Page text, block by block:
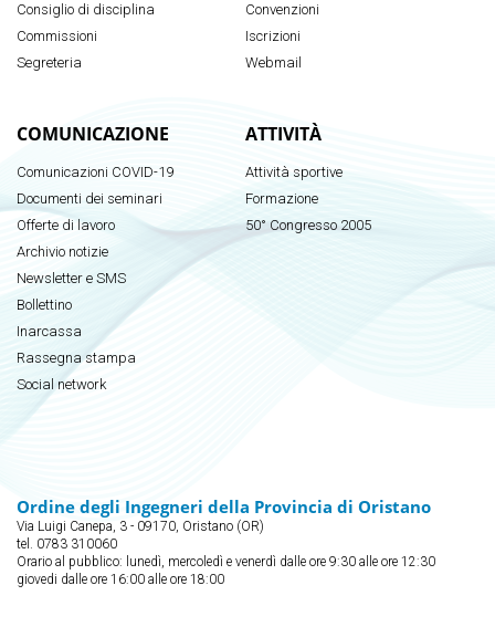
Consiglio di disciplina
Commissioni
Segreteria
Convenzioni
Iscrizioni
Webmail
COMUNICAZIONE
Comunicazioni COVID-19
Documenti dei seminari
Offerte di lavoro
Archivio notizie
Newsletter e SMS
Bollettino
Inarcassa
Rassegna stampa
Social network
ATTIVITÀ
Attività sportive
Formazione
50° Congresso 2005
Ordine degli Ingegneri della Provincia di Oristano
Via Luigi Canepa, 3 - 09170, Oristano (OR)
tel. 0783 310060
Orario al pubblico: lunedì, mercoledì e venerdì dalle ore 9:30 alle ore 12:30
giovedi dalle ore 16:00 alle ore 18:00